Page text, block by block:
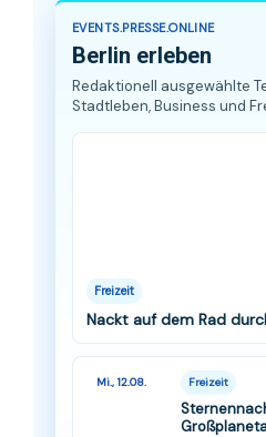
EVENTS.PRESSE.ONLINE
Berlin erleben
Redaktionell ausgewählte
Stadtleben, Business und
Freizeit
Nackt auf dem Rad
Mi., 12.08. Freizeit